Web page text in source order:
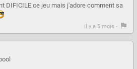
DIFICILE ce jeu mais j'adore comment sa
il y a 5 mois -